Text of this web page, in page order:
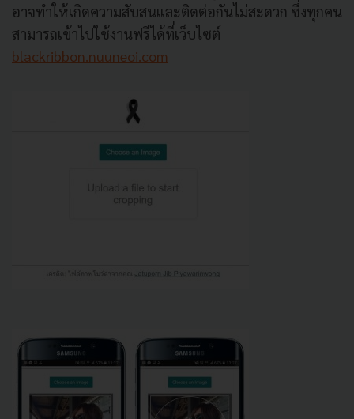
อาจทำให้เกิดความสับสนและติดต่อกันไม่สะดวก ซึ่งทุกคน
สามารถเข้าไปใช้งานฟรีได้ที่เว็บไซต์
blackribbon.nuuneoi.com